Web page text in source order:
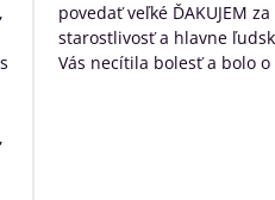
povedať veľké ĎAKUJEM
starostlivosť a hlavne
Vás necítila bolesť a bolo